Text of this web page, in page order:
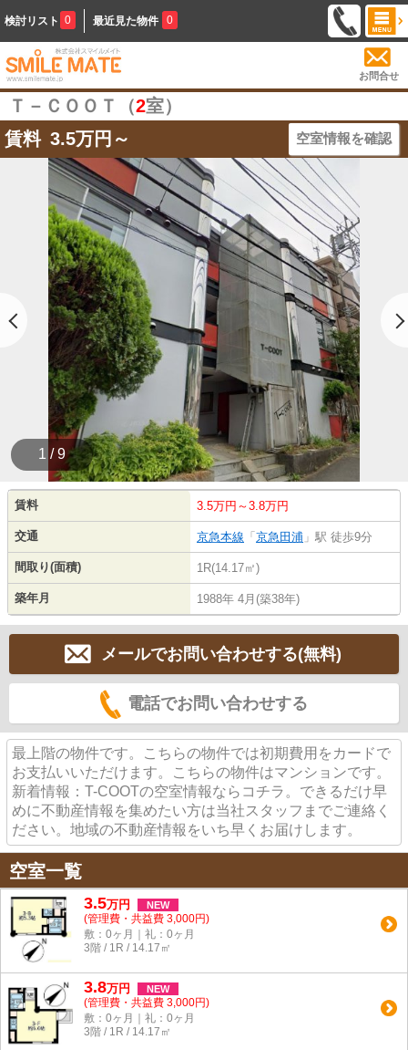
検討リスト 0 最近見た物件 0
お問合せ
Ｔ－ＣＯＯＴ（2室）
賃料 3.5万円～ 空室情報を確認
1 / 9
賃料 3.5万円～3.8万円
交通 京急本線 「 京急田浦 」駅 徒歩9分
間取り(面積) 1R(14.17㎡)
築年月 1988年 4月(築38年)
メールでお問い合わせする(無料)
電話でお問い合わせする
最上階の物件です。こちらの物件では初期費用をカードで
お支払いいただけます。こちらの物件はマンションです。
新着情報：T-COOTの空室情報ならコチラ。できるだけ早
めに不動産情報を集めたい方は当社スタッフまでご連絡く
ださい。地域の不動産情報をいち早くお届けします。
空室一覧
3.5万円 NEW
(管理費・共益費 3,000円)
敷：0ヶ月｜礼：0ヶ月
3階 / 1R / 14.17㎡
3.8万円 NEW
(管理費・共益費 3,000円)
敷：0ヶ月｜礼：0ヶ月
3階 / 1R / 14.17㎡